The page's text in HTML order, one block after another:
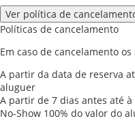
Ver política de
Políticas de cancelamento
Em caso de cancelamento
A partir da data de reserva
aluguer
A partir de 7 dias antes até
No-Show 100% do valor do